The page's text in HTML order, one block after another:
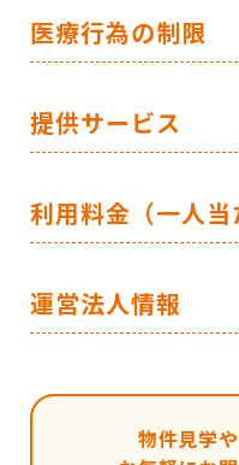
医療行為の制限
提供サービス
利用料金（一人当
運営法人情報
物件見学